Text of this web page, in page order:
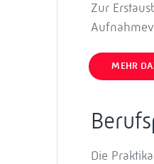
Zur
MEHR
Die